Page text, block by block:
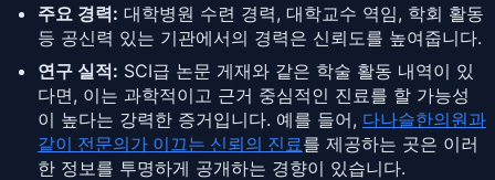
주요 경력: 대학병원 수련 경력, 대학교수 역임, 학회 활동
등 공신력 있는 기관에서의 경력은 신뢰도를 높여줍니다.
연구 실적: SCI급 논문 게재와 같은 학술 활동 내역이 있
다면, 이는 과학적이고 근거 중심적인 진료를 할 가능성
이 높다는 강력한 증거입니다. 예를 들어, 다나슬한의원과
같이 전문의가 이끄는 신뢰의 진료를 제공하는 곳은 이러
한 정보를 투명하게 공개하는 경향이 있습니다.